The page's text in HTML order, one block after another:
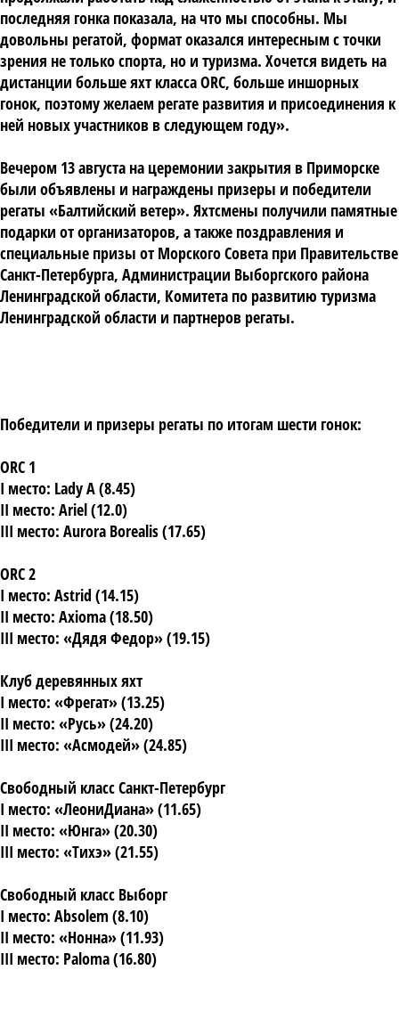
последняя гонка показала, на что мы способны. Мы
довольны регатой, формат оказался интересным с точки
зрения не только спорта, но и туризма. Хочется видеть на
дистанции больше яхт класса ORC, больше иншорных
гонок, поэтому желаем регате развития и присоединения к
ней новых участников в следующем году».
Вечером 13 августа на церемонии закрытия в Приморске
были объявлены и награждены призеры и победители
регаты «Балтийский ветер». Яхтсмены получили памятные
подарки от организаторов, а также поздравления и
специальные призы от Морского Совета при Правительстве
Санкт-Петербурга, Администрации Выборгского района
Ленинградской области, Комитета по развитию туризма
Ленинградской области и партнеров регаты.
Победители и призеры регаты по итогам шести гонок:
ORC 1
I место: Lady A (8.45)
II место: Ariel (12.0)
III место: Aurora Borealis (17.65)
ORC 2
I место: Astrid (14.15)
II место: Axioma (18.50)
III место: «Дядя Федор» (19.15)
Клуб деревянных яхт
I место: «Фрегат» (13.25)
II место: «Русь» (24.20)
III место: «Асмодей» (24.85)
Свободный класс Санкт-Петербург
I место: «ЛеониДиана» (11.65)
II место: «Юнга» (20.30)
III место: «Тихэ» (21.55)
Свободный класс Выборг
I место: Absolem (8.10)
II место: «Нонна» (11.93)
III место: Paloma (16.80)